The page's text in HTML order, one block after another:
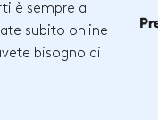
è sempre a
subito online
bisogno di